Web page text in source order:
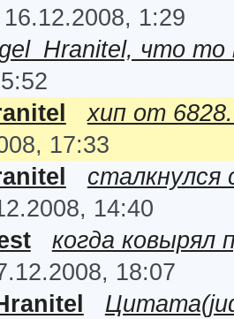
16.12.2008, 1:29
что
хип от
17:33
сталкнулся
14:40
когда ковырял
18:07